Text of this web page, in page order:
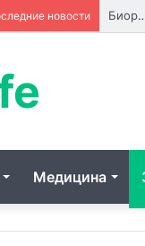
новости Биоревитализация: что происходит с
Медицина